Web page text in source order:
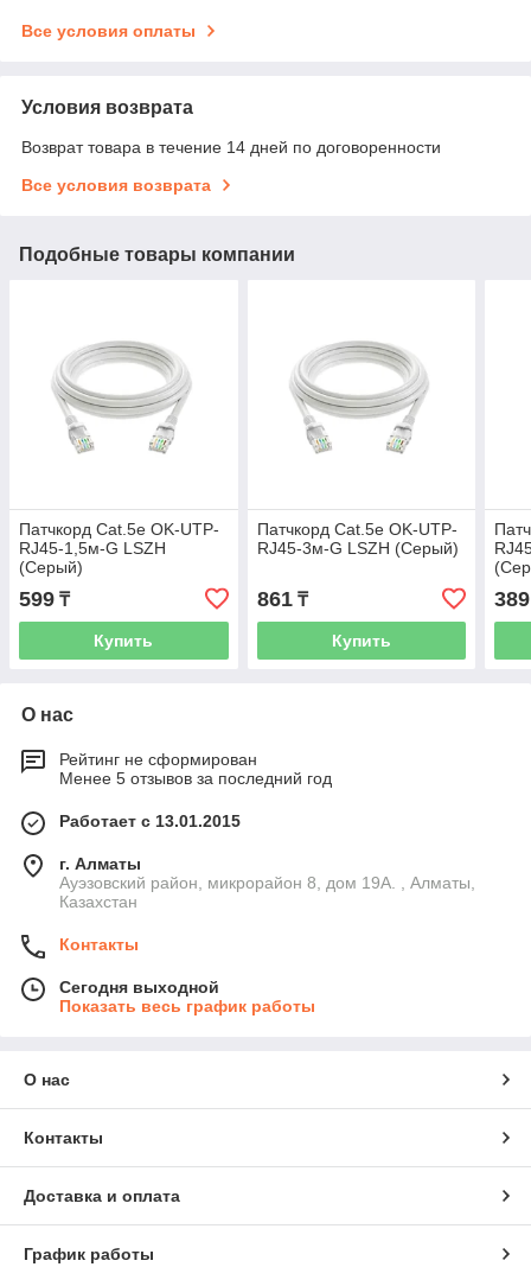
Все условия оплаты
Условия возврата
Возврат товара в течение 14 дней по договоренности
Все условия возврата
Подобные товары компании
Патчкорд Cat.5e OK-UTP-
RJ45-1,5м-G LSZH
(Серый)
599 ₸
Купить
Патчкорд Cat.5e OK-UTP-
RJ45-3м-G LSZH (Серый)
861₸
Купить
389
О нас
Рейтинг не сформирован
Менее 5 отзывов за последний год
Работает с 13.01.2015
г. Алматы
Ауэзовский район, микрорайон 8, дом 19А. , Алматы,
Казахстан
Контакты
Сегодня выходной
Показать весь график работы
О нас
Контакты
Доставка и оплата
График работы